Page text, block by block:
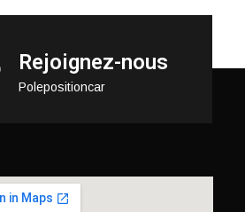
Rejoignez-nous
Polepositioncar